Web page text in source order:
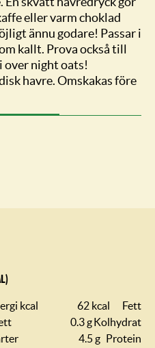
eller varm choklad
ännu godare! Passar i
kallt. Prova också till
over night oats!
havre. Omskakas före
kcal 62 kcal
Fett
0.3 gKolhydrat
4.5 g Protein